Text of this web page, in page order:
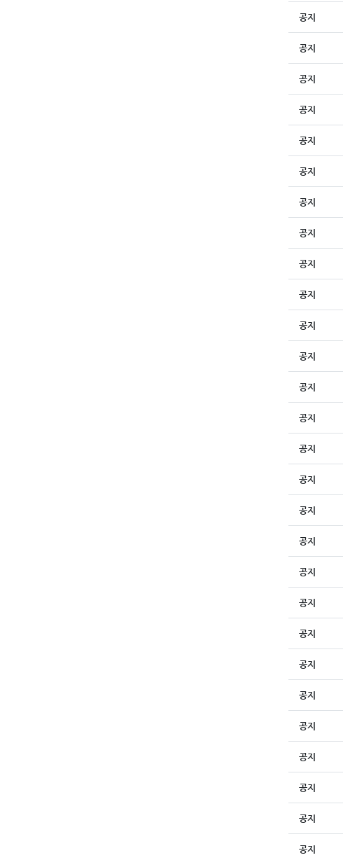
공지
공지
공지
공지
공지
공지
공지
공지
공지
공지
공지
공지
공지
공지
공지
공지
공지
공지
공지
공지
공지
공지
공지
공지
공지
공지
공지
공지